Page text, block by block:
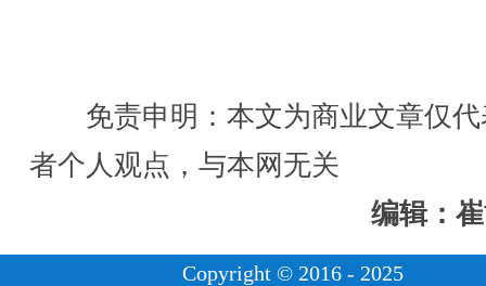
免责申明：本文为商业文章仅代
者个人观点，与本网无关
编辑：
Copyright © 2016 - 2025